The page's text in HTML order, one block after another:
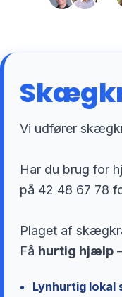
Vi udfører
Har du brug for
på 42 48 67 78
Plaget af
Få hurtig hjælp
Lynhurtig lokal